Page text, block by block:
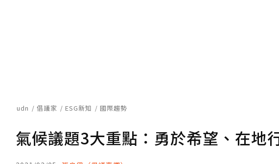
udn 倡議家 ESG新知 國際趨勢
氣候議題3大重點：勇於希望、在地